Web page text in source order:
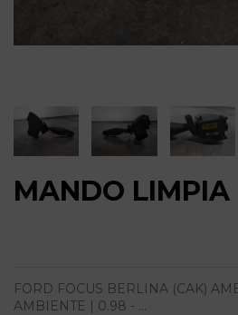
MANDO LIMPIA
FORD FOCUS BERLINA (CAK)
AMBIENTE | 0.98 - ...